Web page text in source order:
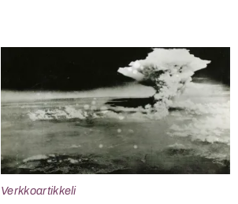
Verkkoartikkeli